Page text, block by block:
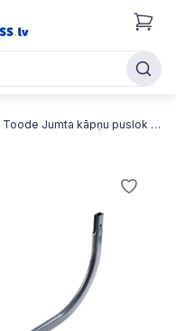
Toode Jumta kāpņu puslok 2/2 + T stiprinājumi